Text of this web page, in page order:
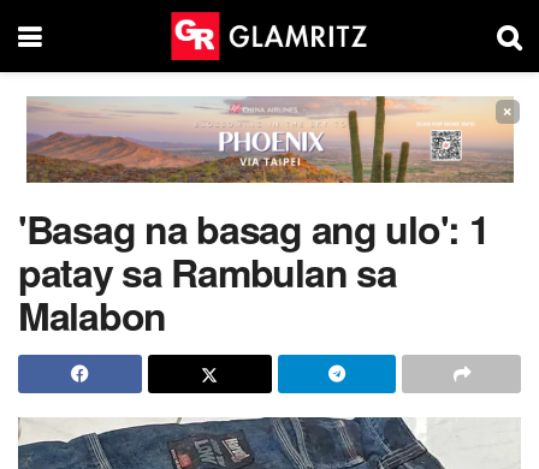
×
'Basag na basag ang ulo': 1
patay sa Rambulan sa
Malabon